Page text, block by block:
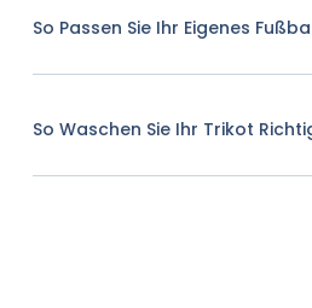
So Passen Sie Ihr Eigenes
So Waschen Sie Ihr Trikot